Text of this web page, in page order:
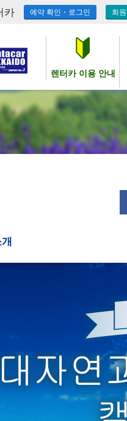
카 예약 확인・로그인 회
렌터카 이용 안내